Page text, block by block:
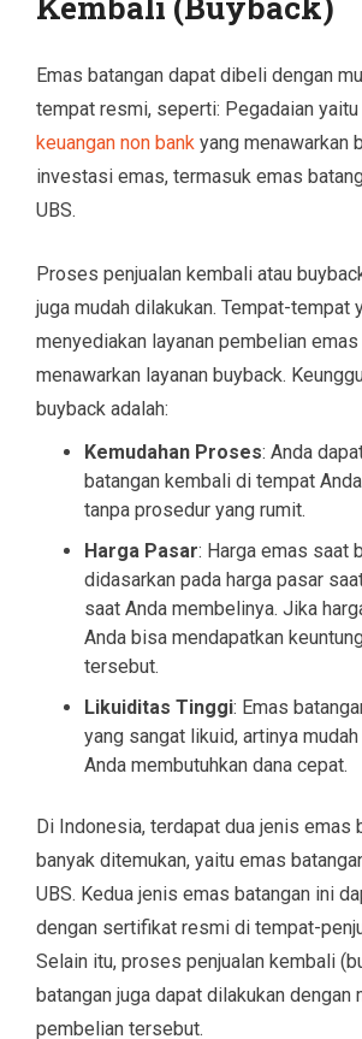
Emas batangan dapat dibeli dengan
tempat resmi, seperti: Pegadaian yaitu
keuangan non bank yang menawarkan
investasi emas, termasuk emas
UBS.
Proses penjualan kembali atau
juga mudah dilakukan. Tempat-tempat
menyediakan layanan pembelian
menawarkan layanan buyback.
buyback adalah:
Kemudahan Proses: Anda
batangan kembali di tempat
tanpa prosedur yang rumit.
Harga Pasar: Harga emas saat
didasarkan pada harga pasar
saat Anda membelinya. Jika
Anda bisa mendapatkan
tersebut.
Likuiditas Tinggi: Emas
yang sangat likuid, artinya
Anda membutuhkan dana cepat.
Di Indonesia, terdapat dua jenis emas
banyak ditemukan, yaitu emas
UBS. Kedua jenis emas batangan ini
dengan sertifikat resmi di tempat-
Selain itu, proses penjualan kembali
batangan juga dapat dilakukan dengan
pembelian tersebut.